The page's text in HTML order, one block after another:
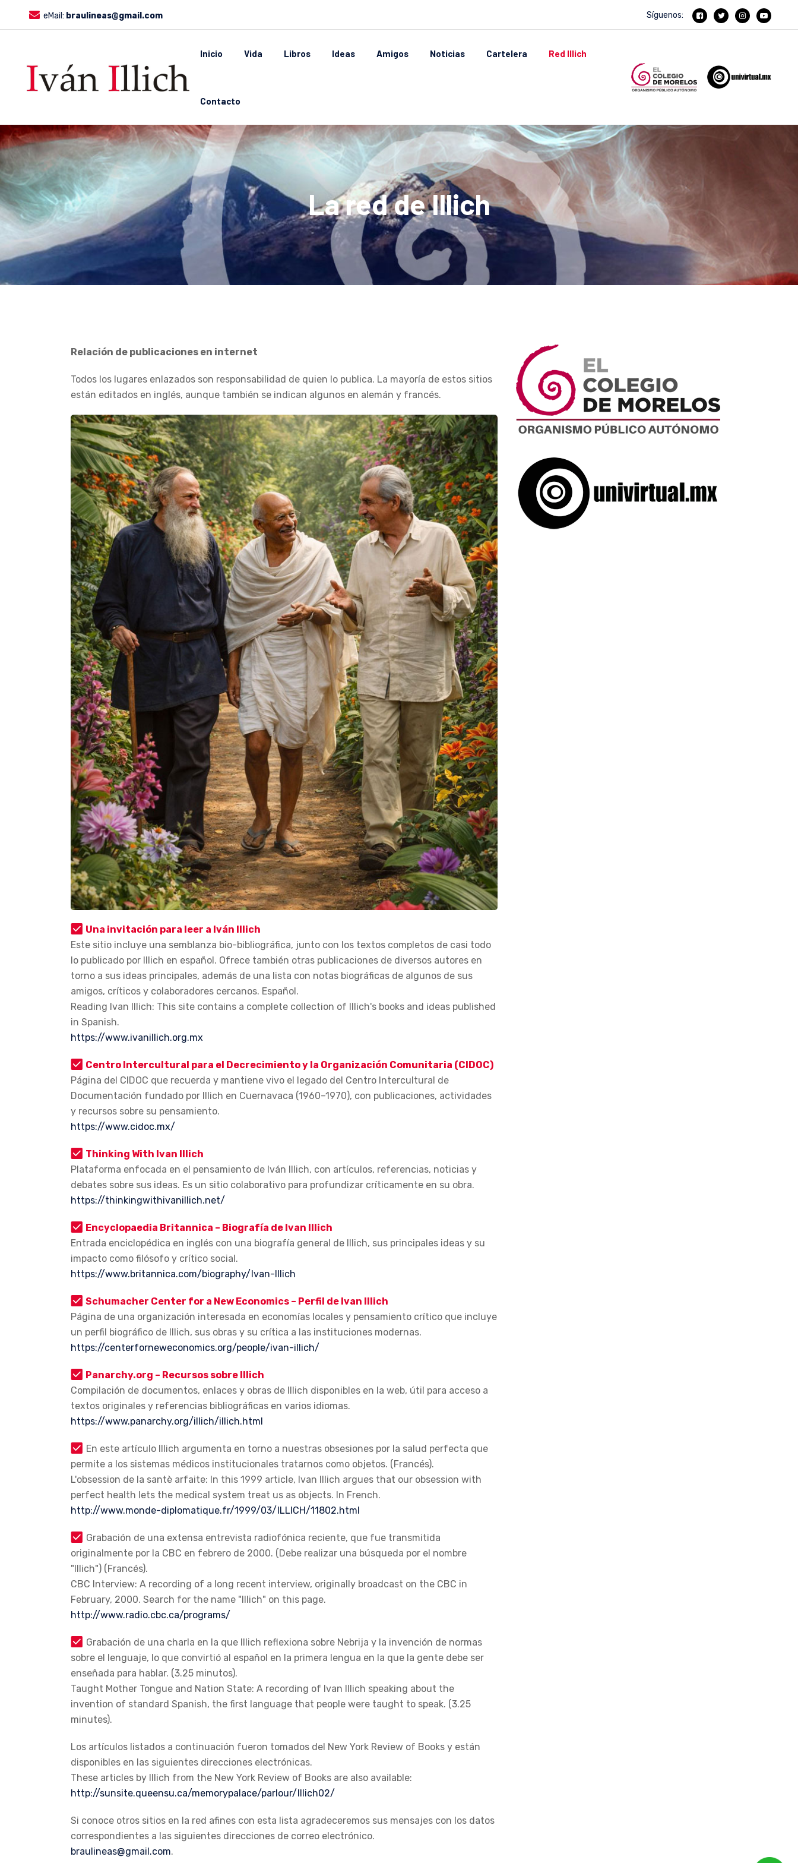
eMail: braulineas@gmail.com Síguenos:
Inicio Vida Libros Ideas Amigos Noticias Cartelera Red Illich
Contacto
La red de Illich
Relación de publicaciones en internet
Todos los lugares enlazados son responsabilidad de quien lo publica. La mayoría de estos sitios
están editados en inglés, aunque también se indican algunos en alemán y francés.
Una invitación para leer a Iván Illich
Este sitio incluye una semblanza bio-bibliográfica, junto con los textos completos de casi todo
lo publicado por Illich en español. Ofrece también otras publicaciones de diversos autores en
torno a sus ideas principales, además de una lista con notas biográficas de algunos de sus
amigos, críticos y colaboradores cercanos. Español.
Reading Ivan Illich: This site contains a complete collection of Illich's books and ideas published
in Spanish.
https://www.ivanillich.org.mx
Centro Intercultural para el Decrecimiento y la Organización Comunitaria (CIDOC)
Página del CIDOC que recuerda y mantiene vivo el legado del Centro Intercultural de
Documentación fundado por Illich en Cuernavaca (1960–1970), con publicaciones, actividades
y recursos sobre su pensamiento.
https://www.cidoc.mx/
Thinking With Ivan Illich
Plataforma enfocada en el pensamiento de Iván Illich, con artículos, referencias, noticias y
debates sobre sus ideas. Es un sitio colaborativo para profundizar críticamente en su obra.
https://thinkingwithivanillich.net/
Encyclopaedia Britannica – Biografía de Ivan Illich
Entrada enciclopédica en inglés con una biografía general de Illich, sus principales ideas y su
impacto como filósofo y crítico social.
https://www.britannica.com/biography/Ivan-Illich
Schumacher Center for a New Economics – Perfil de Ivan Illich
Página de una organización interesada en economías locales y pensamiento crítico que incluye
un perfil biográfico de Illich, sus obras y su crítica a las instituciones modernas.
https://centerforneweconomics.org/people/ivan-illich/
Panarchy.org – Recursos sobre Illich
Compilación de documentos, enlaces y obras de Illich disponibles en la web, útil para acceso a
textos originales y referencias bibliográficas en varios idiomas.
https://www.panarchy.org/illich/illich.html
En este artículo Illich argumenta en torno a nuestras obsesiones por la salud perfecta que
permite a los sistemas médicos institucionales tratarnos como objetos. (Francés).
L'obsession de la santè arfaite: In this 1999 article, Ivan Illich argues that our obsession with
perfect health lets the medical system treat us as objects. In French.
http://www.monde-diplomatique.fr/1999/03/ILLICH/11802.html
Grabación de una extensa entrevista radiofónica reciente, que fue transmitida
originalmente por la CBC en febrero de 2000. (Debe realizar una búsqueda por el nombre
"Illich") (Francés).
CBC Interview: A recording of a long recent interview, originally broadcast on the CBC in
February, 2000. Search for the name "Illich" on this page.
http://www.radio.cbc.ca/programs/
Grabación de una charla en la que Illich reflexiona sobre Nebrija y la invención de normas
sobre el lenguaje, lo que convirtió al español en la primera lengua en la que la gente debe ser
enseñada para hablar. (3.25 minutos).
Taught Mother Tongue and Nation State: A recording of Ivan Illich speaking about the
invention of standard Spanish, the first language that people were taught to speak. (3.25
minutes).
Los artículos listados a continuación fueron tomados del New York Review of Books y están
disponibles en las siguientes direcciones electrónicas.
These articles by Illich from the New York Review of Books are also available:
http://sunsite.queensu.ca/memorypalace/parlour/Illich02/
Si conoce otros sitios en la red afines con esta lista agradeceremos sus mensajes con los datos
correspondientes a las siguientes direcciones de correo electrónico.
braulineas@gmail.com.